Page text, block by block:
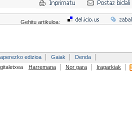
Gehitu artikuloa:
edizioa Gaiak
Denda
Harremana Nor gara Iragarkiak